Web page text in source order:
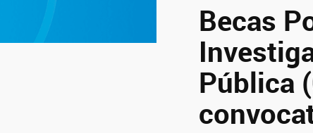
Becas
Pública